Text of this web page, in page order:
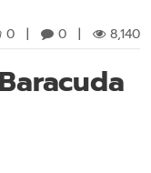
0 | 0 | 8,140